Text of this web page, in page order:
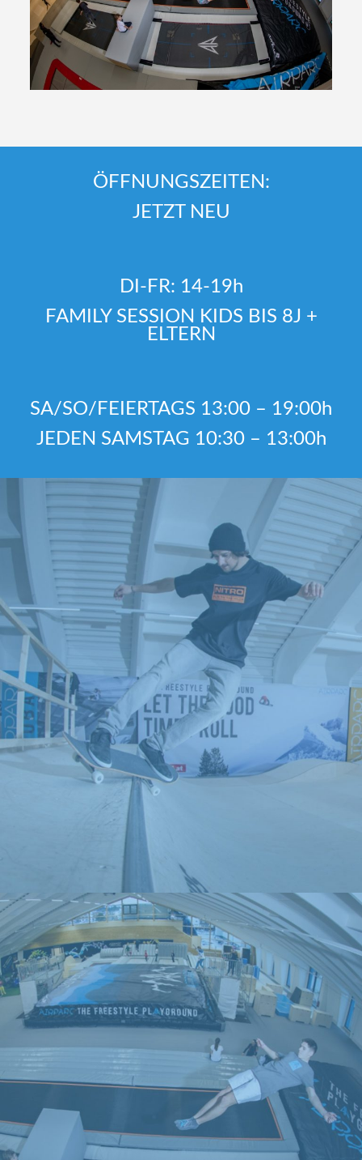
ÖFFNUNGSZEITEN:
JETZT NEU
DI-FR: 14-19h
FAMILY SESSION KIDS BIS 8J +
ELTERN
SA/SO/FEIERTAGS 13:00 – 19:00h
JEDEN SAMSTAG 10:30 – 13:00h